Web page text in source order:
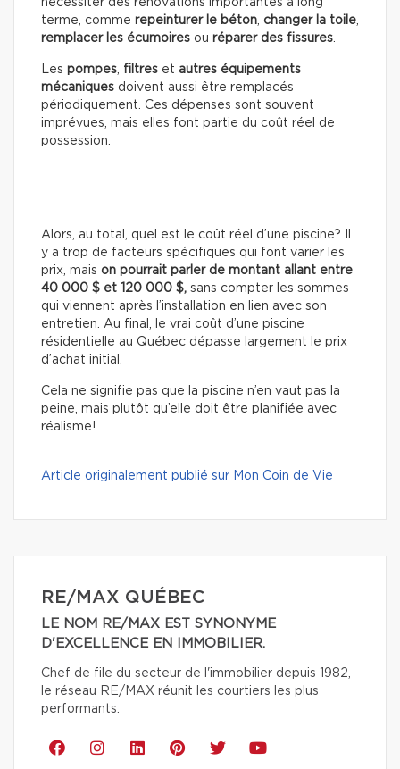
terme, comme repeinturer le béton changer la toile
remplacer les écumoires ou réparer des fissures
Les pompes filtres et autres équipements
mécaniques doivent aussi être remplacés
périodiquement. Ces dépenses sont souvent
imprévues, mais elles font partie du coût réel de
possession.
Alors, au total, quel est le coût réel d’une piscine? Il
y a trop de facteurs spécifiques qui font varier les
prix, mais on pourrait parler de montant allant entre
40 000 $ et 120 000 $, sans compter les sommes
qui viennent après l’installation en lien avec son
entretien. Au final, le vrai coût d’une piscine
résidentielle au Québec dépasse largement le prix
d’achat initial.
Cela ne signifie pas que la piscine n’en vaut pas la
peine, mais plutôt qu’elle doit être planifiée avec
réalisme!
Article originalement publié sur Mon Coin de Vie
RE/MAX QUÉBEC
LE NOM RE/MAX EST SYNONYME
D'EXCELLENCE EN IMMOBILIER.
Chef de file du secteur de l'immobilier depuis 1982,
le réseau RE/MAX réunit les courtiers les plus
performants.